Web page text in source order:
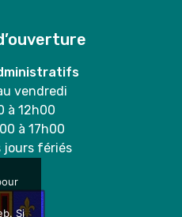
vendredi
à 12h00
à 17h00
jours fériés
Si